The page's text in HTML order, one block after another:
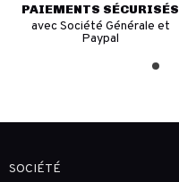
PAIEMENTS SÉCURISÉS
avec Société Générale et
Paypal
SOCIÉTÉ